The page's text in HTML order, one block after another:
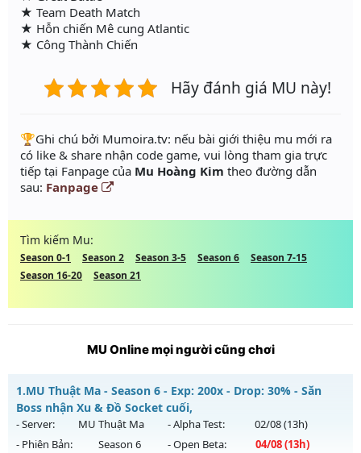
★ Team Death Match
★ Hỗn chiến Mê cung Atlantic
★ Công Thành Chiến
Hãy đánh giá MU này!
️🏆Ghi chú bởi Mumoira.tv: nếu bài giới thiệu mu mới ra
có like & share nhận code game, vui lòng tham gia trực
tiếp tại Fanpage của Mu Hoàng Kim theo đường dẫn
sau: Fanpage
Tìm kiếm Mu:
Season 0-1 Season 2 Season 3-5 Season 6
Season 7-15
Season 16-20
Season 21
MU Online mọi người cũng chơi
1.MU Thuật Ma - Season 6 - Exp: 200x - Drop: 30% - Săn
Boss nhận Xu & Đồ Socket cuối,
- Server: MU Thuật Ma - Alpha Test: 02/08(13h)
- Phiên Bản:
Season 6 - Open Beta: 04/08(13h)